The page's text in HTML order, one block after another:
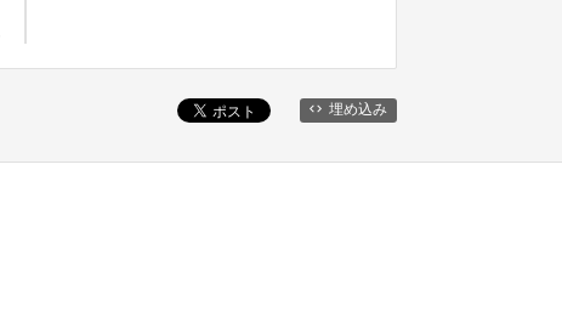
埋め込み